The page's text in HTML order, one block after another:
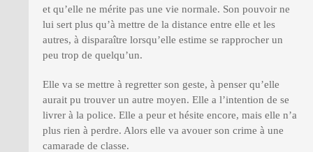
et qu’elle ne mérite pas une vie normale. Son pouvoir ne
lui sert plus qu’à mettre de la distance entre elle et les
autres, à disparaître lorsqu’elle estime se rapprocher un
peu trop de quelqu’un.
Elle va se mettre à regretter son geste, à penser qu’elle
aurait pu trouver un autre moyen. Elle a l’intention de se
livrer à la police. Elle a peur et hésite encore, mais elle n’a
plus rien à perdre. Alors elle va avouer son crime à une
camarade de classe.